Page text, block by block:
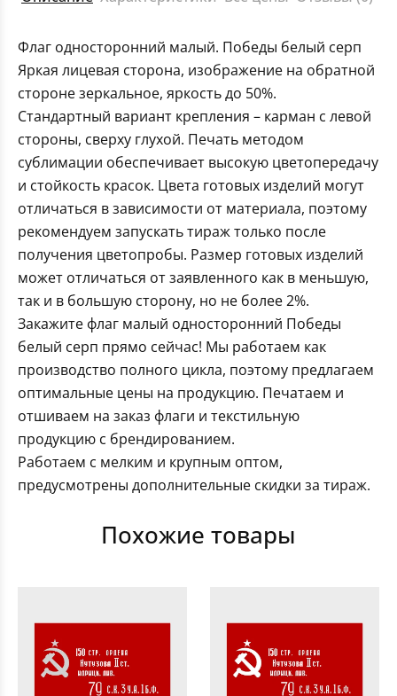
Флаг односторонний малый. Победы белый серп
Яркая лицевая сторона, изображение на обратной
стороне зеркальное, яркость до 50%.
Стандартный вариант крепления – карман с левой
стороны, сверху глухой. Печать методом
сублимации обеспечивает высокую цветопередачу
и стойкость красок. Цвета готовых изделий могут
отличаться в зависимости от материала, поэтому
рекомендуем запускать тираж только после
получения цветопробы. Размер готовых изделий
может отличаться от заявленного как в меньшую,
так и в большую сторону, но не более 2%.
Закажите флаг малый односторонний Победы
белый серп прямо сейчас! Мы работаем как
производство полного цикла, поэтому предлагаем
оптимальные цены на продукцию. Печатаем и
отшиваем на заказ флаги и текстильную
продукцию с брендированием.
Работаем с мелким и крупным оптом,
предусмотрены дополнительные скидки за тираж.
Похожие товары